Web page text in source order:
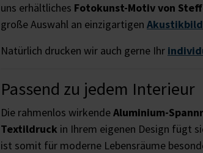
uns erhältliches Fotokunst-Motiv von
große Auswahl an einzigartigen
Natürlich drucken wir auch gerne Ihr
Passend zu jedem Interieur
Die rahmenlos wirkendeAluminium-
Textildruck in Ihrem eigenen Design fügt
ist somit für moderne Lebensräume